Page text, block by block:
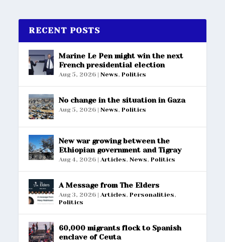
RECENT POSTS
Marine Le Pen might win the next
French presidential election
Aug 5, 2026 |News,Politics
No change in the situation in Gaza
Aug 5, 2026 |News,Politics
New war growing between the
Ethiopian government and Tigray
Aug 4, 2026 |Articles,News,Politics
A Message from The Elders
Aug 3, 2026 |Articles,Personalities,
Politics
60,000 migrants flock to Spanish
enclave of Ceuta